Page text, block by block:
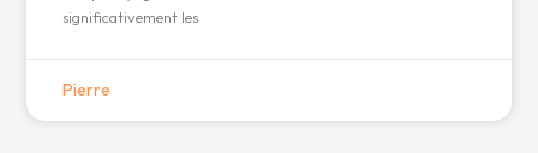
significativement les
Pierre